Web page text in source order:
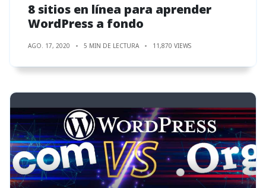
8 sitios en línea para aprender
WordPress a fondo
AGO. 17, 2020 5 MIN DE LECTURA 11,870 VIEWS